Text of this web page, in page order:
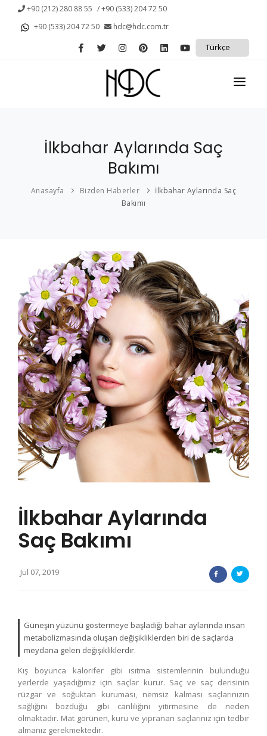
+90 (212) 280 88 55 / +90 (533) 204 72 50
+90 (533) 204 72 50
hdc@hdc.com.tr
KURUMSAL
YENİ
YENİ
YENİ
HİZMETLERİMİZ
YENİ
GALERİ
İLETİŞİM
İlkbahar Aylarında Saç
Bakımı
Anasayfa Bizden Haberler
İlkbahar Aylarında Saç
Bakımı
İlkbahar Aylarında
Saç Bakımı
Jul 07, 2019
Güneşin yüzünü göstermeye başladığı bahar aylarında insan
metabolizmasında oluşan değişikliklerden biri de saçlarda
meydana gelen değişikliklerdir.
Kış boyunca kalorifer gibi ısıtma sistemlerinin bulunduğu
yerlerde yaşadığımız için saçlar kurur. Saç ve saç derisinin
rüzgar ve soğuktan kuruması, nemsiz kalması saçlarınızın
sağlığını bozduğu gibi canlılığını yitirmesine de neden
olmaktadır. Mat görünen, kuru ve yıpranan saçlarınız için tedbir
almanız gerekmektedir.